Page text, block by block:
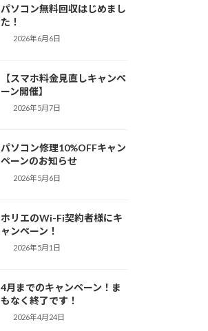
パソコン無料回収はじめまし
た！
2026年6月6日
【スマホ料金見直しキャンペ
ーン開催】
2026年5月7日
パソコン修理10%OFFキャン
ペーンのお知らせ
2026年5月6日
ホリエのWi-Fi契約者様にキ
ャンペーン！
2026年5月1日
4月までのキャンペーン！ま
もなく終了です！
2026年4月24日